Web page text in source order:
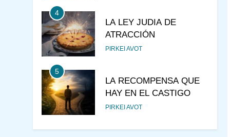
4
LA LEY JUDIA DE
ATRACCIÓN
PIRKEI AVOT
5
LA RECOMPENSA QUE
HAY EN EL CASTIGO
PIRKEI AVOT
6